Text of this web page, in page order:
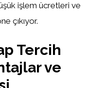
işlem ücretleri ve
çıkıyor.
Tercih
ve